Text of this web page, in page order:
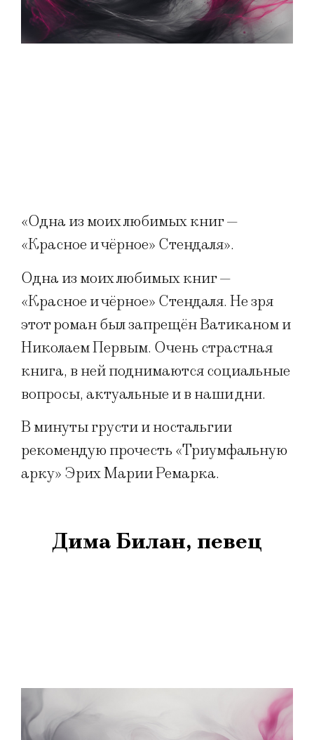
«Одна из моих любимых книг —
«Красное и чёрное» Стендаля».
Одна из моих любимых книг —
«Красное и чёрное» Стендаля. Не зря
этот роман был запрещён Ватиканом и
Николаем Первым. Очень страстная
книга, в ней поднимаются социальные
вопросы, актуальные и в наши дни.
В минуты грусти и ностальгии
рекомендую прочесть «Триумфальную
арку» Эрих Марии Ремарка.
Дима Билан, певец